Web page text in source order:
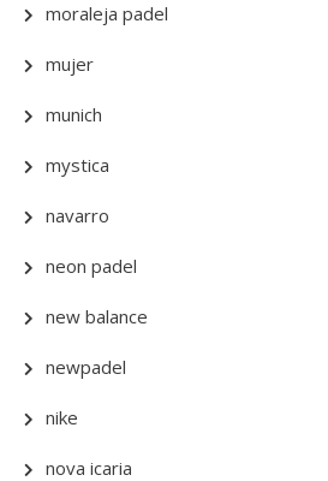
moraleja padel
mujer
munich
mystica
navarro
neon padel
new balance
newpadel
nike
nova icaria